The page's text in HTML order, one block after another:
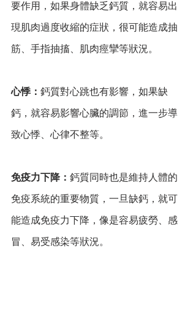
要作用，如果身體缺乏鈣質，就容易出
現肌肉過度收縮的症狀，很可能造成抽
筋、手指抽搐、肌肉痙攣等狀況。
心悸： 鈣質對心跳也有影響，如果缺
鈣，就容易影響心臟的調節，進一步導
致心悸、心律不整等。
免疫力下降： 鈣質同時也是維持人體的
免疫系統的重要物質，一旦缺鈣，就可
能造成免疫力下降，像是容易疲勞、感
冒、易受感染等狀況。